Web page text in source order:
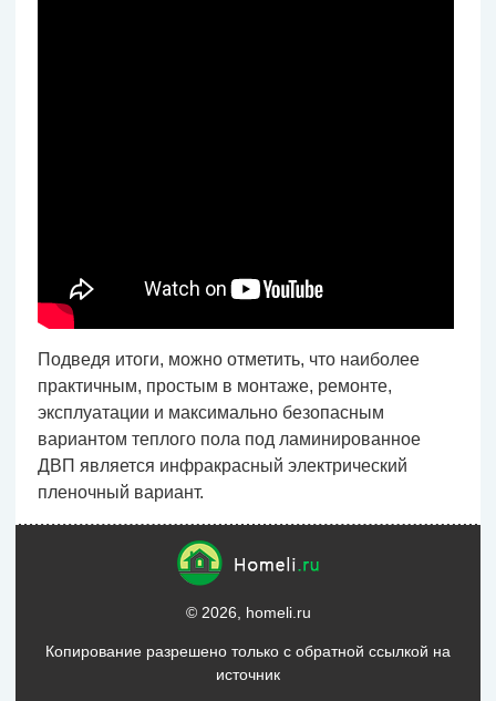
Подведя итоги, можно отметить, что наиболее
практичным, простым в монтаже, ремонте,
эксплуатации и максимально безопасным
вариантом теплого пола под ламинированное
ДВП является инфракрасный электрический
пленочный вариант.
© 2026, homeli.ru
Копирование разрешено только с обратной ссылкой на
источник